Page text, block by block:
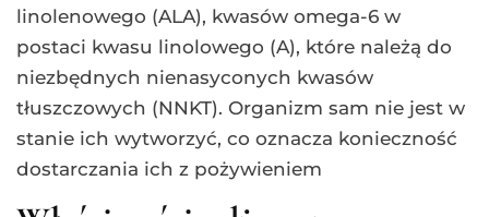
linolenowego (ALA), kwasów omega-6 w
postaci kwasu linolowego (A), które należą do
niezbędnych nienasyconych kwasów
tłuszczowych (NNKT). Organizm sam nie jest w
stanie ich wytworzyć, co oznacza konieczność
dostarczania ich z pożywieniem